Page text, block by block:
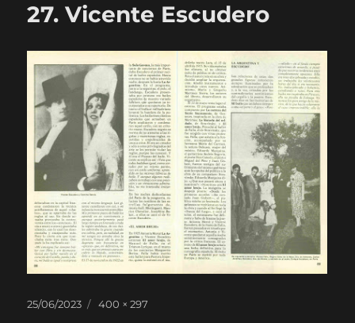
27. Vicente Escudero
Publicado
25/06/2023
Tamanho
400 × 297